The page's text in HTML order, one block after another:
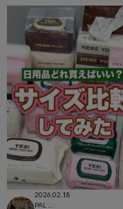
2026.02.18